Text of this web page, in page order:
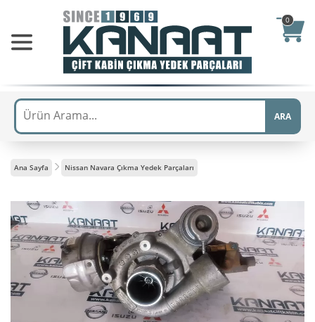
0
ARA
Ana Sayfa Nissan Navara Çıkma Yedek Parçaları